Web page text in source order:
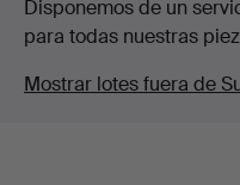
Disponemos de un
para todas nuestras
Mostrar lotes fuera de